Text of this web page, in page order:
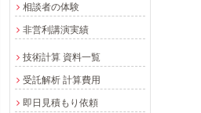
相談者の体験
非営利講演実績
技術計算 資料一覧
受託解析 計算費用
即日見積もり依頼